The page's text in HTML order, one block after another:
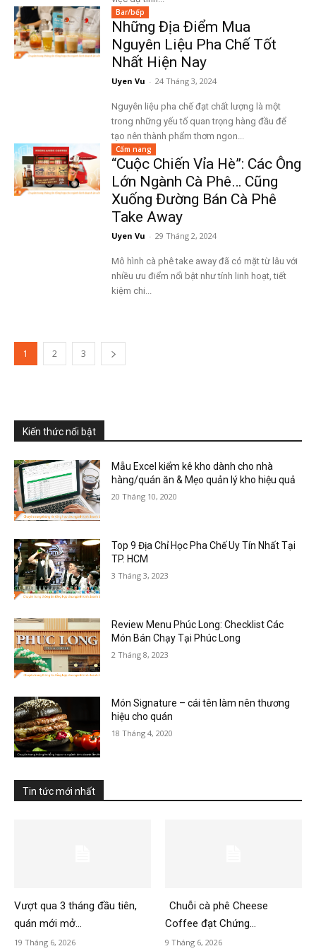
Bar/bếp
Những Địa Điểm Mua
Nguyên Liệu Pha Chế Tốt
Nhất Hiện Nay
Uyen Vu - 24 Tháng 3, 2024
Nguyên liệu pha chế đạt chất lượng là một
trong những yếu tố quan trọng hàng đầu để
tạo nên thành phẩm thơm ngon...
Cẩm nang
“Cuộc Chiến Vỉa Hè”: Các Ông
Lớn Ngành Cà Phê… Cũng
Xuống Đường Bán Cà Phê
Take Away
Uyen Vu - 29 Tháng 2, 2024
Mô hình cà phê take away đã có mặt từ lâu với
nhiều ưu điểm nổi bật như tính linh hoạt, tiết
kiệm chi...
1 2 3
Kiến thức nổi bật
Mẫu Excel kiểm kê kho dành cho nhà
hàng/quán ăn & Mẹo quản lý kho hiệu quả
20 Tháng 10, 2020
Top 9 Địa Chỉ Học Pha Chế Uy Tín Nhất Tại
TP. HCM
3 Tháng 3, 2023
Review Menu Phúc Long: Checklist Các
Món Bán Chạy Tại Phúc Long
2 Tháng 8, 2023
Món Signature – cái tên làm nên thương
hiệu cho quán
18 Tháng 4, 2020
Tin tức mới nhất
Vượt qua 3 tháng đầu tiên,
quán mới mở...
19 Tháng 6, 2026
Chuỗi cà phê Cheese
Coffee đạt Chứng...
9 Tháng 6, 2026